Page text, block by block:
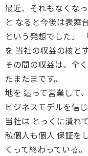
最近、それもなくなっ
と なると今後は表舞
という発想でした」
を 当社の収益の核と
その間の収益は、全
たまたまです。
地を 這って営業して
ビジネスモデルを信
当社は とっくに潰れ
私個人も個人 保証を
くって終わっている。